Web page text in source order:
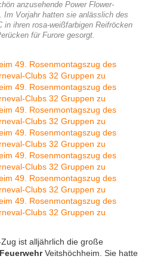
anzusehende Power Flower-
Im Vorjahr hatten sie anlässlich des
in ihren rosa-weißfarbigen Reifröcken
für Furore gesorgt.
ist alljährlich die große
Veitshöchheim. Sie hatte